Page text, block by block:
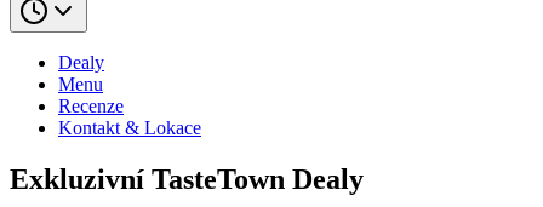
Dealy
Menu
Recenze
Kontakt & Lokace
Exkluzivní TasteTown Dealy